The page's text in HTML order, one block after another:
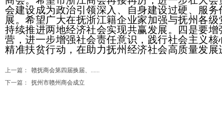
会建设成为政治引领深入、自身建设过硬、服
展。希望广大在抚浙江籍企业家加强与抚州各
持续推进两地经济社会实现共赢发展。四是要
营，进一步增强社会责任意识，践行社会主义
精准扶贫行动，在助力抚州经济社会高质量发
上一篇：
赣抚商会第四届换届、......
下一篇：
抚州市赣州商会成立